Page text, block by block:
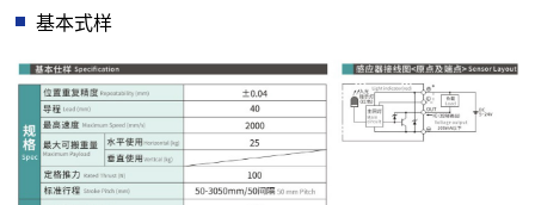
基本式样